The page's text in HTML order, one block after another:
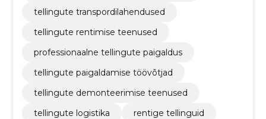
tellingute transpordilahendused
tellingute rentimise teenused
professionaalne tellingute paigaldus
tellingute paigaldamise töövõtjad
tellingute demonteerimise teenused
tellingute logistika
rentige tellinguid